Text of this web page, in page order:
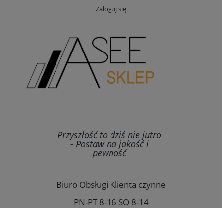
Zaloguj się
Przyszłość to dziś nie jutro
- Postaw na jakość i
pewność
Biuro Obsługi Klienta czynne
PN-PT 8-16 SO 8-14